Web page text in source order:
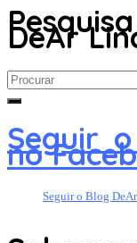
DeAr
Search
for:
Seguir
no
Seguir o Blog